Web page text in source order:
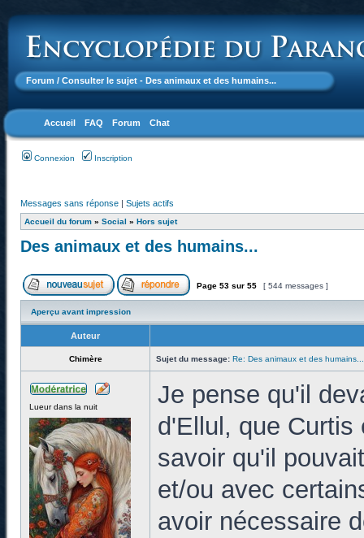
Forum / Consulter le sujet - Des animaux et des humains...
Accueil FAQ Forum Chat
Connexion Inscription
Messages sans réponse | Sujets actifs
Accueil du forum » Social » Hors sujet
Des animaux et des humains...
Page 53 sur 55 [ 544 messages ]
Aperçu avant impression
Auteur
Chimère Sujet du message: Re: Des animaux et des humains...
Lueur dans la nuit
Je pense qu'il
d'Ellul, que
savoir qu'il
et/ou avec
avoir nécessaire